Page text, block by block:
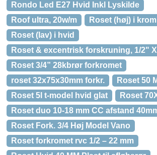
Rondo Led E27 Hvid Inkl Lyskilde
Roof ultra, 20w/m
Roset (høj) i
Roset (lav) i hvid
Roset & excentrisk forskruning, 1/2"
Roset 3/4” 28kbrør forkromet
roset 32x75x30mm forkr.
Roset 50
Roset 5l t-model hvid glat
Roset
Roset duo 10-18 mm CC afstand
Roset Fork. 3/4 Høj Model Vano
Roset forkromet rvc 1/2 – 22 mm